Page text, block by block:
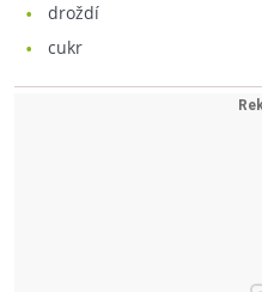
droždí
cukr